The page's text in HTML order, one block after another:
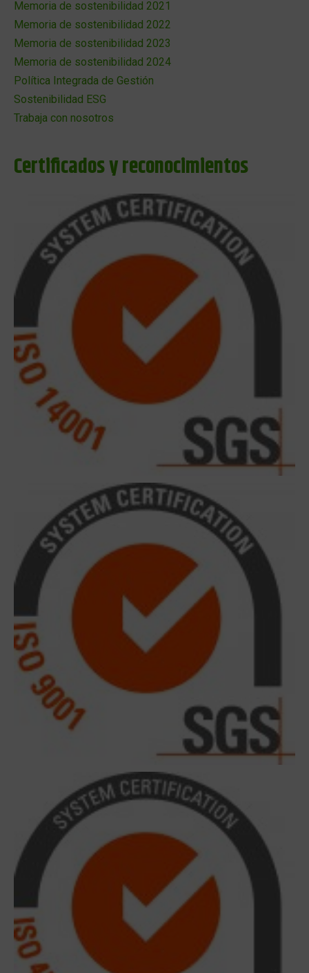
Memoria de sostenibilidad 2021
Memoria de sostenibilidad 2022
Memoria de sostenibilidad 2023
Memoria de sostenibilidad 2024
Política Integrada de Gestión
Sostenibilidad ESG
Trabaja con nosotros
Certificados y reconocimientos